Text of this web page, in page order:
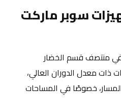
يفضّل استخدام هذه الوحدة في منتصف قسم الخضار